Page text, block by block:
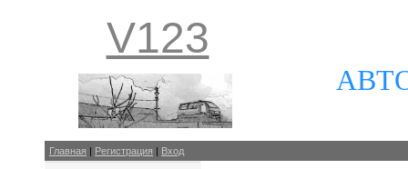
V123
Главная | Регистрация | Вход